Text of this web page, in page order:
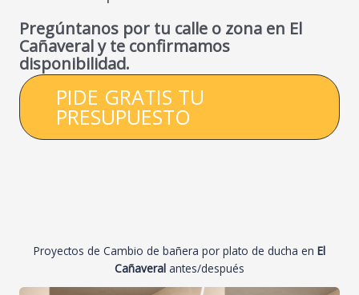
Pregúntanos por tu calle o zona en El
Cañaveral y te confirmamos
disponibilidad.
PIDE GRATIS TU
PRESUPUESTO
Proyectos de Cambio de bañera por plato de ducha en El
Cañaveral antes/después